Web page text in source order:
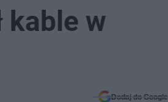
kable w
Dodaj do Google